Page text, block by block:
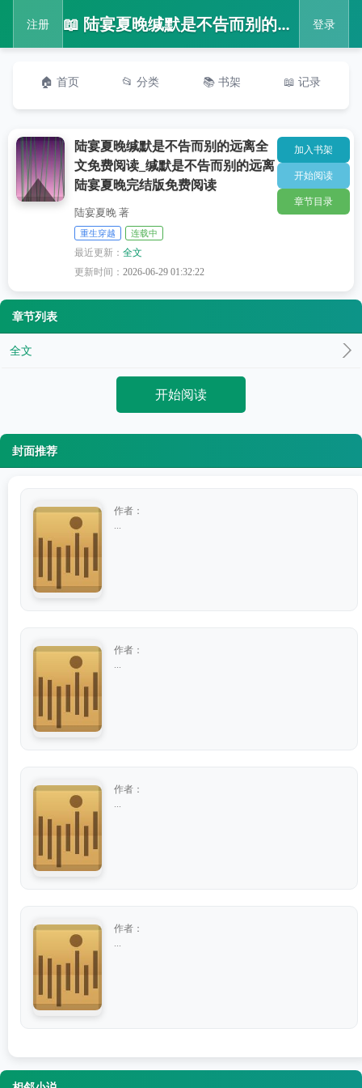
注册 📖 陆宴夏晚缄默是不告而别的远离全文免费阅读_缄默是不告而别的远离陆宴夏晚完结版免费阅读 登录
🏠 首页 📂 分类 📚 书架 📖 记录
陆宴夏晚缄默是不告而别的远离全
文免费阅读_缄默是不告而别的远离
陆宴夏晚完结版免费阅读
陆宴夏晚 著
重生穿越 连载中
最近更新：全文
更新时间：2026-06-29 01:32:22
加入书架
开始阅读
章节目录
章节列表
全文
开始阅读
封面推荐
作者：
作者：
作者：
作者：